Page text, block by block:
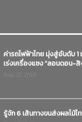
ค่ารถไฟฟ้าไทย มุ่งสู่อันดับ 1
เร่งเครื่องแซง “ลอนดอน-
รู้จัก 6 เส้นทางขนส่งผลไม้ไ